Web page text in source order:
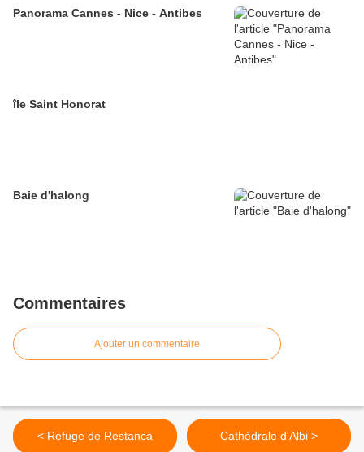
Panorama Cannes - Nice - Antibes
île Saint Honorat
Baie d'halong
Commentaires
Ajouter un commentaire
< Refuge de Restanca Cathédrale d'Albi >